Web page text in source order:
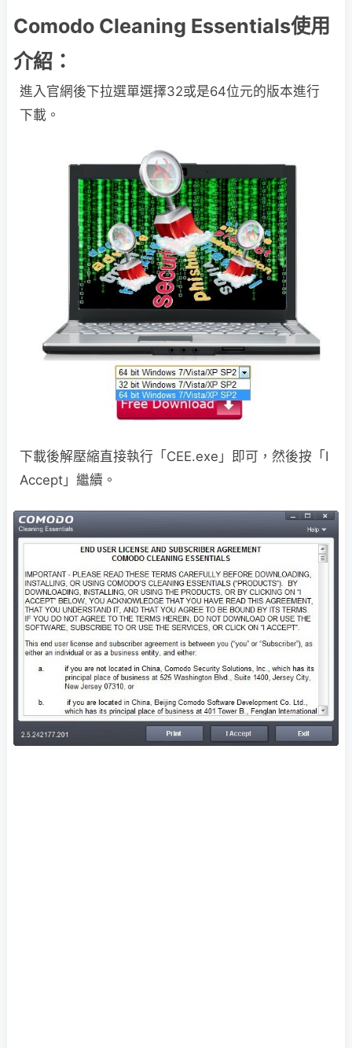
Comodo Cleaning Essentials使用
介紹：
進入官網後下拉選單選擇32或是64位元的版本進行
下載。
下載後解壓縮直接執行「CEE.exe」即可，然後按「I
Accept」繼續。